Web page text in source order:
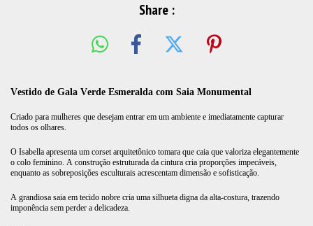
Share :
Vestido de Gala Verde Esmeralda com Saia Monumental
Criado para mulheres que desejam entrar em um ambiente e imediatamente capturar
todos os olhares.
O Isabella apresenta um corset arquitetônico tomara que caia que valoriza elegantemente
o colo feminino. A construção estruturada da cintura cria proporções impecáveis,
enquanto as sobreposições esculturais acrescentam dimensão e sofisticação.
A grandiosa saia em tecido nobre cria uma silhueta digna da alta-costura, trazendo
imponência sem perder a delicadeza.